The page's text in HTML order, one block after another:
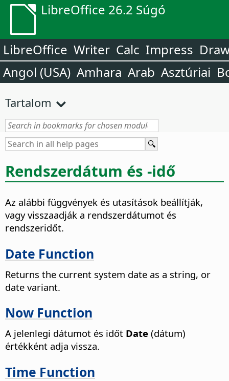
LibreOffice 26.2 Súgó
LibreOffice Writer Calc Impress
Angol (USA) Amhara Arab Asztúriai
Tartalom
Rendszerdátum és -idő
Az alábbi függvények és utasítások beállítják,
vagy visszaadják a rendszerdátumot és
rendszeridőt.
Date Function
Returns the current system date as a string, or
date variant.
Now Function
A jelenlegi dátumot és időt Date (dátum)
értékként adja vissza.
Time Function